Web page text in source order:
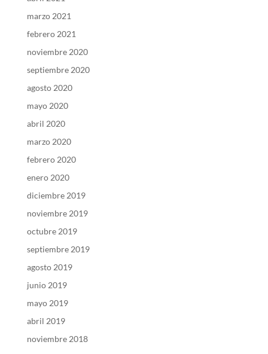
marzo 2021
febrero 2021
noviembre 2020
septiembre 2020
agosto 2020
mayo 2020
abril 2020
marzo 2020
febrero 2020
enero 2020
diciembre 2019
noviembre 2019
octubre 2019
septiembre 2019
agosto 2019
junio 2019
mayo 2019
abril 2019
noviembre 2018